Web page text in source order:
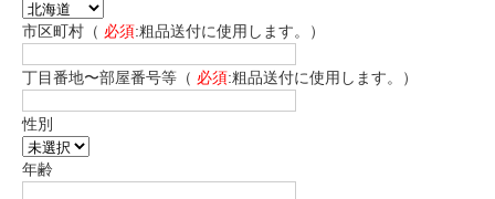
市区町村（ 必須:粗品送付に使用します。）
丁目番地〜部屋番号等（ 必須:粗品送付に使用します。）
性別
年齢